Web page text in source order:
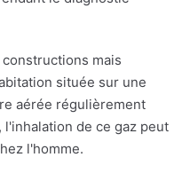
mais
située sur une
aérée régulièrement
de ce gaz peut
l'homme.